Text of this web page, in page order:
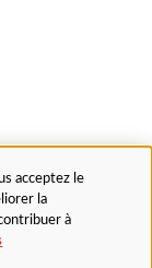
acceptez le
la
à